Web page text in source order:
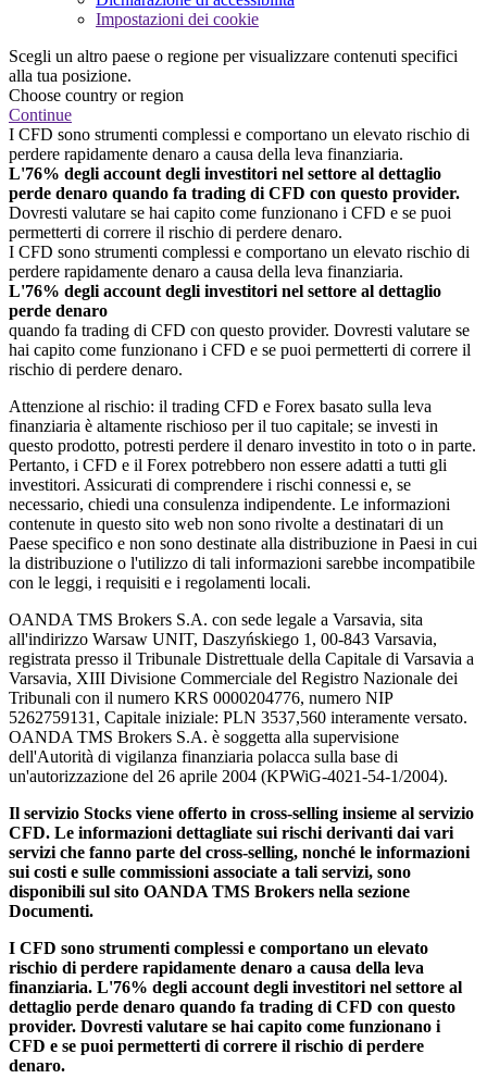
Impostazioni dei cookie
Scegli un altro paese o regione per visualizzare contenuti specifici
alla tua posizione.
Choose country or region
Continue
I CFD sono strumenti complessi e comportano un elevato rischio di
perdere rapidamente denaro a causa della leva finanziaria.
L'76% degli account degli investitori nel settore al dettaglio
perde denaro quando fa trading di CFD con questo provider.
Dovresti valutare se hai capito come funzionano i CFD e se puoi
permetterti di correre il rischio di perdere denaro.
I CFD sono strumenti complessi e comportano un elevato rischio di
perdere rapidamente denaro a causa della leva finanziaria.
L'76% degli account degli investitori nel settore al dettaglio
perde denaro
quando fa trading di CFD con questo provider. Dovresti valutare se
hai capito come funzionano i CFD e se puoi permetterti di correre il
rischio di perdere denaro.
Attenzione al rischio: il trading CFD e Forex basato sulla leva
finanziaria è altamente rischioso per il tuo capitale; se investi in
questo prodotto, potresti perdere il denaro investito in toto o in parte.
Pertanto, i CFD e il Forex potrebbero non essere adatti a tutti gli
investitori. Assicurati di comprendere i rischi connessi e, se
necessario, chiedi una consulenza indipendente. Le informazioni
contenute in questo sito web non sono rivolte a destinatari di un
Paese specifico e non sono destinate alla distribuzione in Paesi in cui
la distribuzione o l'utilizzo di tali informazioni sarebbe incompatibile
con le leggi, i requisiti e i regolamenti locali.
OANDA TMS Brokers S.A. con sede legale a Varsavia, sita
all'indirizzo Warsaw UNIT, Daszyńskiego 1, 00-843 Varsavia,
registrata presso il Tribunale Distrettuale della Capitale di Varsavia a
Varsavia, XIII Divisione Commerciale del Registro Nazionale dei
Tribunali con il numero KRS 0000204776, numero NIP
5262759131, Capitale iniziale: PLN 3537,560 interamente versato.
OANDA TMS Brokers S.A. è soggetta alla supervisione
dell'Autorità di vigilanza finanziaria polacca sulla base di
un'autorizzazione del 26 aprile 2004 (KPWiG-4021-54-1/2004).
Il servizio Stocks viene offerto in cross-selling insieme al servizio
CFD. Le informazioni dettagliate sui rischi derivanti dai vari
servizi che fanno parte del cross-selling, nonché le informazioni
sui costi e sulle commissioni associate a tali servizi, sono
disponibili sul sito OANDA TMS Brokers nella sezione
Documenti.
I CFD sono strumenti complessi e comportano un elevato
rischio di perdere rapidamente denaro a causa della leva
finanziaria. L'76% degli account degli investitori nel settore al
dettaglio perde denaro quando fa trading di CFD con questo
provider. Dovresti valutare se hai capito come funzionano i
CFD e se puoi permetterti di correre il rischio di perdere
denaro.